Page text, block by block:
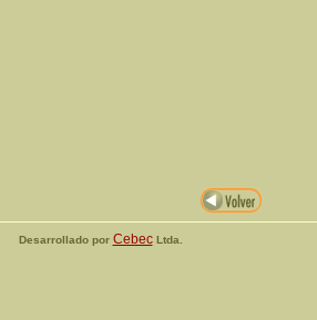
Desarrollado por CebecLtda.